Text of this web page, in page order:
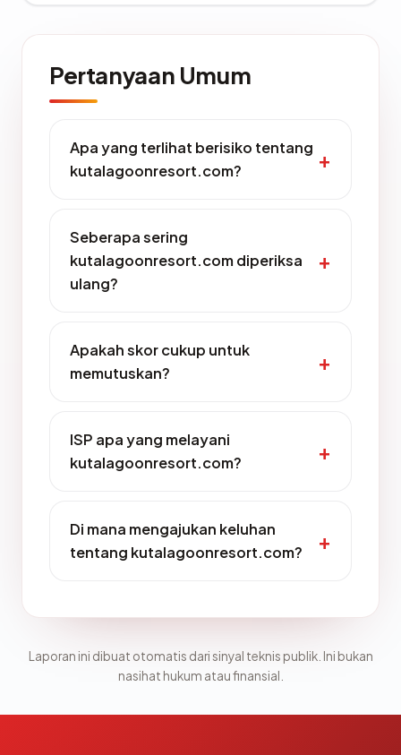
Pertanyaan Umum
Apa yang terlihat berisiko tentang
kutalagoonresort.com?
Seberapa sering
kutalagoonresort.com diperiksa
ulang?
Apakah skor cukup untuk
memutuskan?
ISP apa yang melayani
kutalagoonresort.com?
Di mana mengajukan keluhan
tentang kutalagoonresort.com?
Laporan ini dibuat otomatis dari sinyal teknis publik. Ini bukan
nasihat hukum atau finansial.